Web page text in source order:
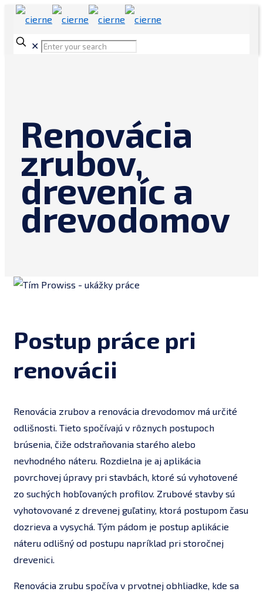
✕
Renovácia
zrubov,
dreveníc a
drevodomov
Postup práce pri
renovácii
Renovácia zrubov a renovácia drevodomov má určité
odlišnosti. Tieto spočívajú v rôznych postupoch
brúsenia, čiže odstraňovania starého alebo
nevhodného náteru. Rozdielna je aj aplikácia
povrchovej úpravy pri stavbách, ktoré sú vyhotovené
zo suchých hobľovaných profilov. Zrubové stavby sú
vyhotovované z drevenej guľatiny, ktorá postupom času
dozrieva a vysychá. Tým pádom je postup aplikácie
náteru odlišný od postupu napríklad pri storočnej
drevenici.
Renovácia zrubu spočíva v prvotnej obhliadke, kde sa